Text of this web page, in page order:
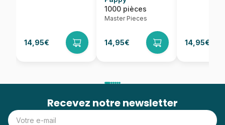
14,95€
1000 pièces
Master Pieces
14,95€ 14,95€
Recevez notre newsletter